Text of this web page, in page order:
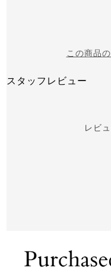
この商品
スタッフレビュー
レビ